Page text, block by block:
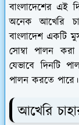
বাংলাদেশের এই
অনেক আখেরি
বাংলাদেশ একটি
সোম্বা পালন করা
যেভাবে দিনটি
পালন করতে পারে।
আখেরি